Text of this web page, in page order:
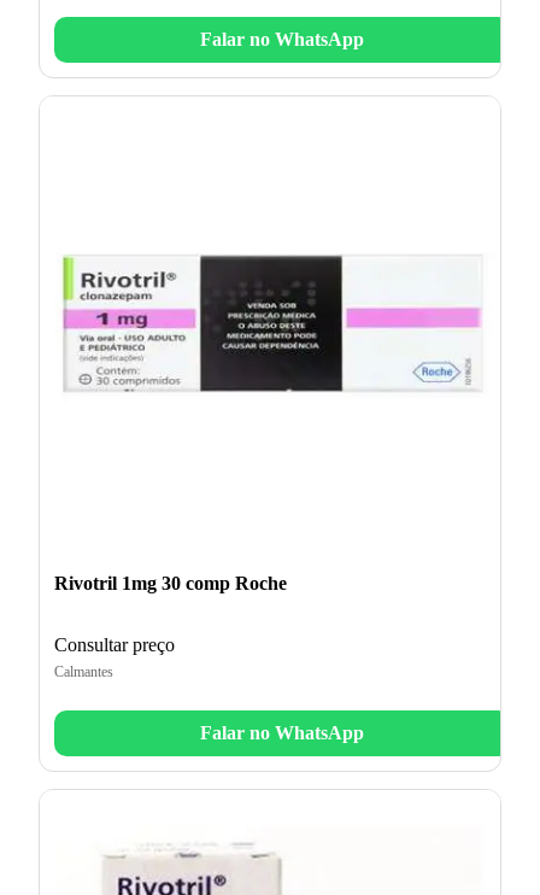
Falar no WhatsApp
Rivotril 1mg 30 comp Roche
Consultar preço
Calmantes
Falar no WhatsApp